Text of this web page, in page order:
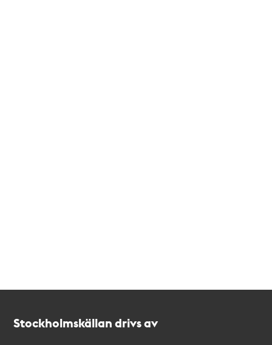
Stockholmskällan drivs av